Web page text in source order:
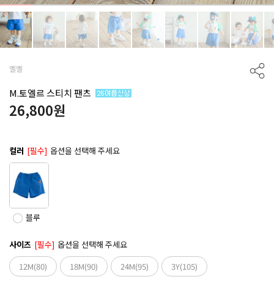
멜멜
M.토엘르 스티치 팬츠
26,800원
컬러 [필수] 옵션을 선택해 주세요
블루
사이즈 [필수] 옵션을 선택해 주세요
12M(80)
18M(90) 24M(95) 3Y(105)